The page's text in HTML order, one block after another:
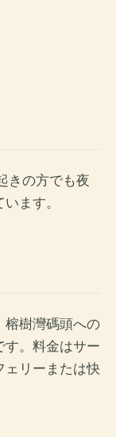
きの方でも夜
ます。
榕樹灣碼頭への
す。料金はサー
ェリーまたは快